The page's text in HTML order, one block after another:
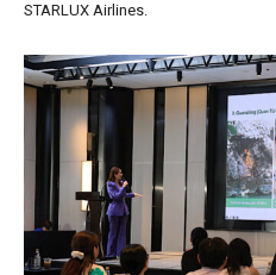
STARLUX Airlines.